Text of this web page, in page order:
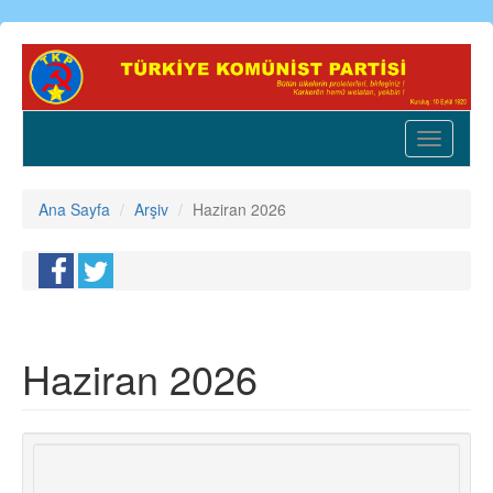
Ana
içeriğe
Toggle
Ana Sayfa Arşiv Haziran 2026
Haziran 2026